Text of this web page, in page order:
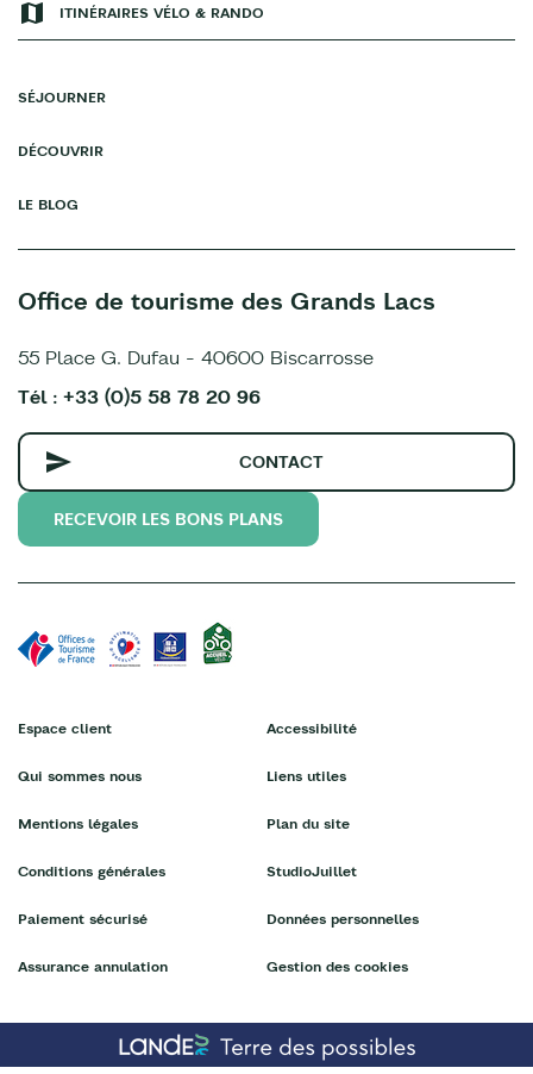
ITINÉRAIRES VÉLO & RANDO
SÉJOURNER
DÉCOUVRIR
LE BLOG
Office de tourisme des Grands Lacs
55 Place G. Dufau - 40600 Biscarrosse
Tél : +33 (0)5 58 78 20 96
CONTACT
RECEVOIR LES BONS PLANS
Espace client
Qui sommes nous
Mentions légales
Conditions générales
Paiement sécurisé
Assurance annulation
Accessibilité
Liens utiles
Plan du site
StudioJuillet
Données personnelles
Gestion des cookies